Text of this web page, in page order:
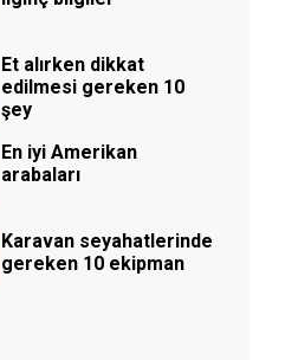
Et alırken dikkat
edilmesi gereken 10
şey
En iyi Amerikan
arabaları
Karavan seyahatlerinde
gereken 10 ekipman